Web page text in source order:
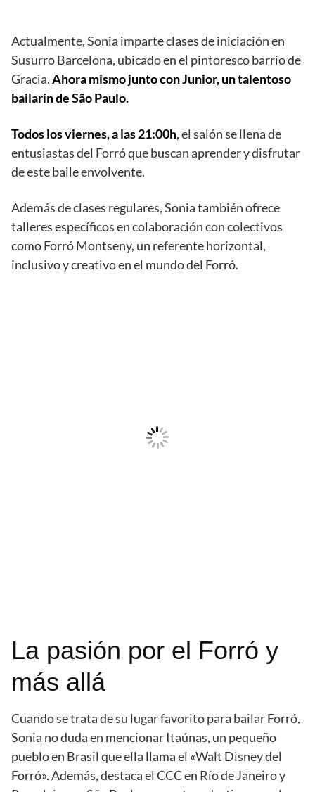
Actualmente, Sonia imparte clases de iniciación en
Susurro Barcelona, ubicado en el pintoresco barrio de
Gracia.Ahora mismo junto con Junior, un talentoso
bailarín de São Paulo.
Todos los viernes, a las 21:00h, el salón se llena de
entusiastas del Forró que buscan aprender y disfrutar
de este baile envolvente.
Además de clases regulares, Sonia también ofrece
talleres específicos en colaboración con colectivos
como Forró Montseny, un referente horizontal,
inclusivo y creativo en el mundo del Forró.
La pasión por el Forró y
más allá
Cuando se trata de su lugar favorito para bailar Forró,
Sonia no duda en mencionar Itaúnas, un pequeño
pueblo en Brasil que ella llama el «Walt Disney del
Forró». Además, destaca el CCC en Río de Janeiro y